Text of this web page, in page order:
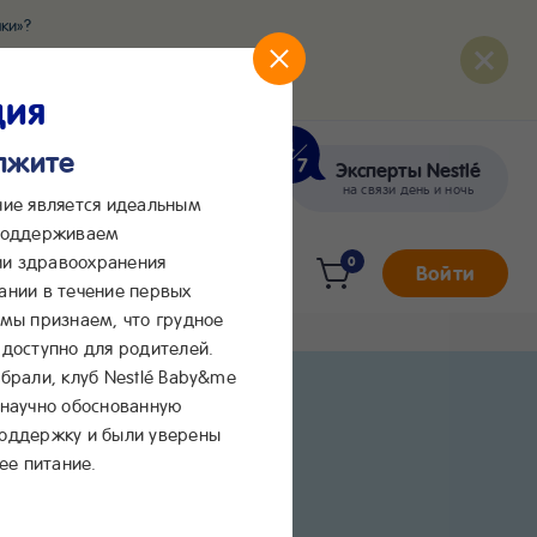
вашего малыша
Эксперты Nestlé
на связи день и ночь
0 Войти
является идеальным
здравоохранения
в течение первых
признаем, что грудное
для родителей.
клуб Nestlé Baby&me
обоснованную
и были уверены
питание.